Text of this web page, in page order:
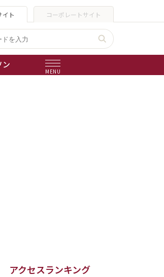
イト コーポレートサイト
ン
MENU
アクセスランキング